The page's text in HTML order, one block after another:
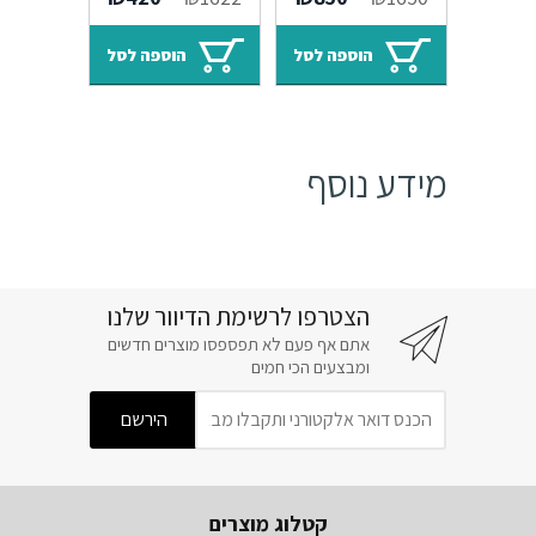
אחריותהמקורי
היה:
₪1650.
הנוכחי
הוא:
₪850.
הוספה לסל
מבצע חיסולהמקורי
היה:
₪1622.
הנוכחי
הוא:
₪420.
הוספה לסל
מידע נוסף
הצטרפו לרשימת הדיוור שלנו
אתם אף פעם לא תפספסו מוצרים חדשים
ומבצעים הכי חמים
קטלוג מוצרים